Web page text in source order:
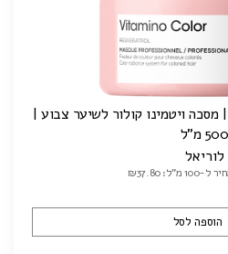
LOREAL SERIE EXPERT | מסכה ויטמינו קולור לשיער צבוע |
500 מ"ל
לוריאל
ל-100 מ"ל: ₪37.80
הוספה לסל